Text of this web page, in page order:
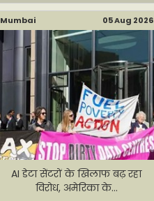
Mumbai 05 Aug 2026
AI डेटा सेंटरों के खिलाफ बढ़ रहा
विरोध, अमेरिका के...